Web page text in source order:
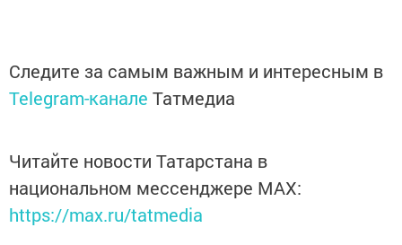
Следите за самым важным и интересным в
Telegram-канале Татмедиа
Читайте новости Татарстана в
национальном мессенджере MАХ:
https://max.ru/tatmedia